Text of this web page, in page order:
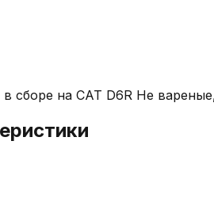
сборе на CAT D6R Не